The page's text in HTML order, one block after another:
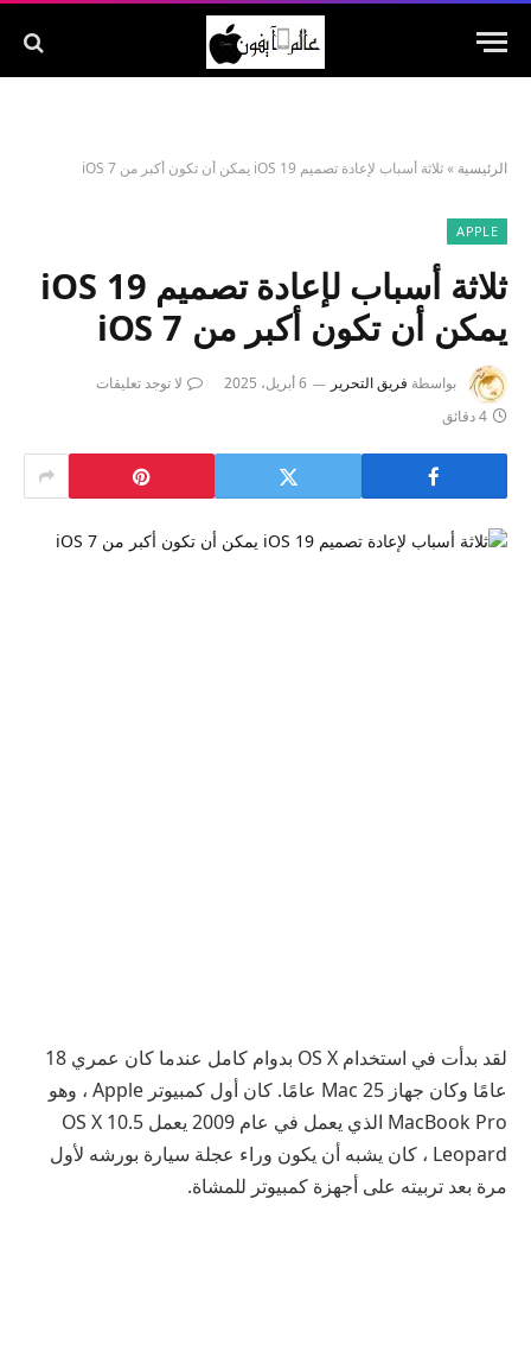
الرئيسية »ثلاثة أسباب لإعادة تصميم iOS 19 يمكن أن تكون أكبر من iOS 7
APPLE
ثلاثة أسباب لإعادة تصميم iOS 19
يمكن أن تكون أكبر من iOS 7
بواسطة فريق التحرير 6 أبريل، 2025
لا توجد تعليقات
4 دقائق
لقد بدأت في استخدام OS X بدوام كامل عندما كان عمري 18
عامًا وكان جهاز Mac 25 عامًا. كان أول كمبيوتر Apple ، وهو
MacBook Pro الذي يعمل في عام 2009 يعمل OS X 10.5
Leopard ، كان يشبه أن يكون وراء عجلة سيارة بورشه لأول
مرة بعد تربيته على أجهزة كمبيوتر للمشاة.